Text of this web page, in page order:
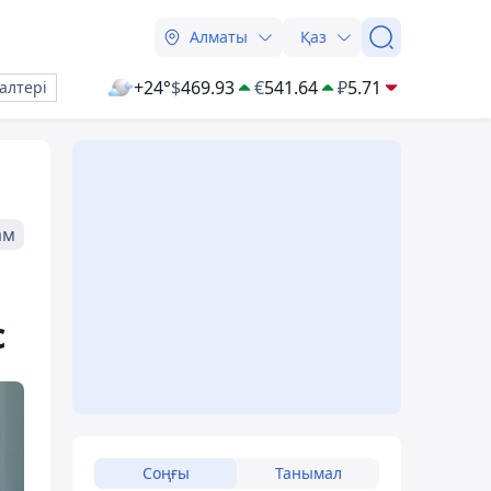
Алматы Қаз
+24°$469.93 €541.64 ₽5.71
Соңғы Танымал